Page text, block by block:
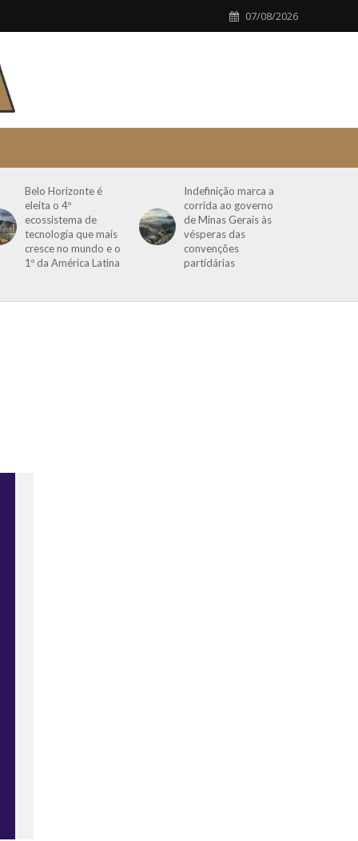
07/08/2026
Belo Horizonte é
eleita o 4º
ecossistema de
tecnologia que mais
cresce no mundo e o
1º da América Latina
Indefinição marca a
corrida ao governo
de Minas Gerais às
vésperas das
convenções
partidárias